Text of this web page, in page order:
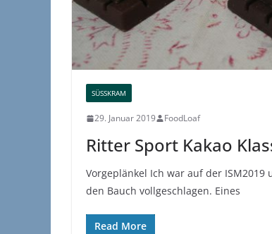
SÜSSKRAM
29. Januar 2019 FoodLoaf
Ritter Sport Kakao
Vorgeplänkel Ich war auf der
den Bauch vollgeschlagen. Eines
Read More